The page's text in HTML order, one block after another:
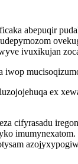
abepuqir
ivuxikujan
iwop
ex
cifyrasadu